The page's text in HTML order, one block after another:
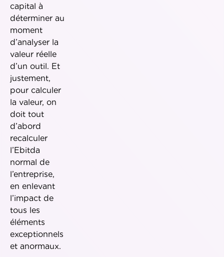
capital à
déterminer au
moment
d’analyser la
valeur réelle
d’un outil. Et
justement,
pour calculer
la valeur, on
doit tout
d’abord
recalculer
l’Ebitda
normal de
l’entreprise,
en enlevant
l’impact de
tous les
éléments
exceptionnels
et anormaux.